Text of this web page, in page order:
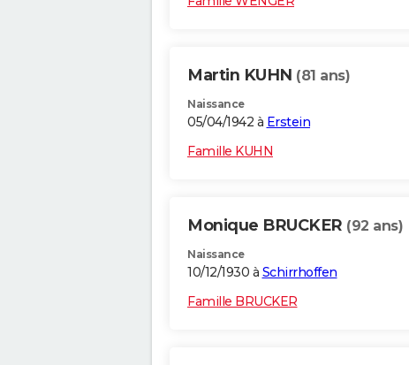
Martin KUHN (81 ans)
Naissance
05/04/1942 à Erstein
Famille KUHN
Monique BRUCKER (92 ans)
Naissance
10/12/1930 à Schirrhoffen
Famille BRUCKER